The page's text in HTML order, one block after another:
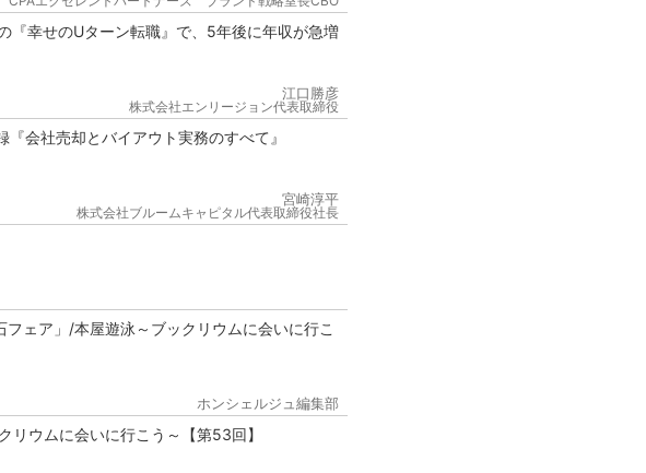
『幸せのUターン転職』で、5年後に年収が急増
江口勝彦
株式会社エンリージョン代表取締役
会社売却とバイアウト実務のすべて』
宮崎淳平
株式会社ブルームキャピタル代表取締役社長
ェア」/本屋遊泳～ブックリウムに会いに行こ
ホンシェルジュ編集部
ウムに会いに行こう～【第53回】